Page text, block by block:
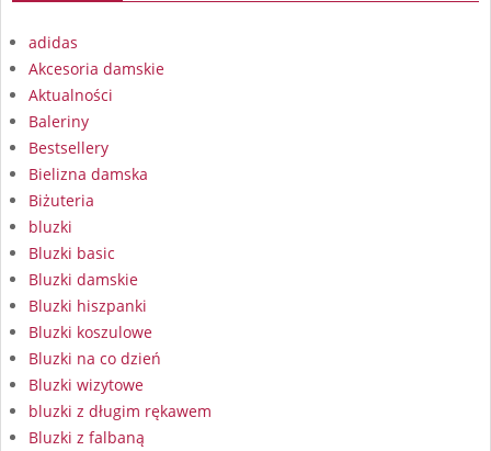
adidas
Akcesoria damskie
Aktualności
Baleriny
Bestsellery
Bielizna damska
Biżuteria
bluzki
Bluzki basic
Bluzki damskie
Bluzki hiszpanki
Bluzki koszulowe
Bluzki na co dzień
Bluzki wizytowe
bluzki z długim rękawem
Bluzki z falbaną